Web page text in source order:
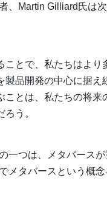
、Martin Gilliard氏は
ことで、私たちはより
製品開発の中心に据え
ことは、私たちの将来
ろう。
一つは、メタバース
メタバースという概